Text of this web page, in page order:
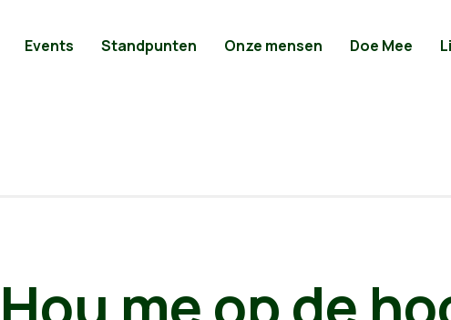
Events Standpunten Onze mensen Doe Mee